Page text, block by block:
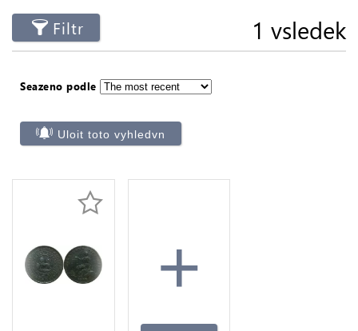
Filtr 1 vsledek
Seazeno podle
Uloit toto vyhledvn
+